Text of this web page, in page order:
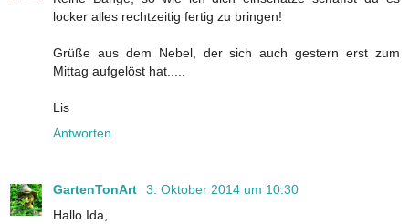
locker alles rechtzeitig fertig zu bringen!
Grüße aus dem Nebel, der sich auch gestern erst zum
Mittag aufgelöst hat.....
Lis
Antworten
GartenTonArt
3. Oktober 2014 um 10:30
Hallo Ida,